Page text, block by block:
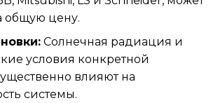
общую цену.
Солнечная радиация и
условия конкретной
влияют на
системы.